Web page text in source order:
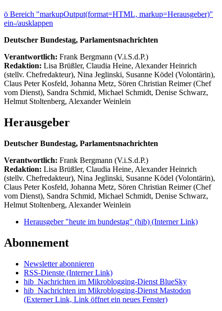
ö Bereich "markupOutput(format=HTML, markup=Herausgeber)"
ein-/ausklappen
Deutscher Bundestag, Parlamentsnachrichten
Verantwortlich: Frank Bergmann (V.i.S.d.P.)
Redaktion: Lisa Brüßler, Claudia Heine, Alexander Heinrich
(stellv. Chefredakteur), Nina Jeglinski, Susanne Ködel (Volontärin),
Claus Peter Kosfeld, Johanna Metz, Sören Christian Reimer (Chef
vom Dienst), Sandra Schmid, Michael Schmidt, Denise Schwarz,
Helmut Stoltenberg, Alexander Weinlein
Herausgeber
Deutscher Bundestag, Parlamentsnachrichten
Verantwortlich: Frank Bergmann (V.i.S.d.P.)
Redaktion: Lisa Brüßler, Claudia Heine, Alexander Heinrich
(stellv. Chefredakteur), Nina Jeglinski, Susanne Ködel (Volontärin),
Claus Peter Kosfeld, Johanna Metz, Sören Christian Reimer (Chef
vom Dienst), Sandra Schmid, Michael Schmidt, Denise Schwarz,
Helmut Stoltenberg, Alexander Weinlein
Herausgeber "heute im bundestag" (hib) (Interner Link)
Abonnement
Newsletter abonnieren
RSS-Dienste (Interner Link)
hib_Nachrichten im Mikroblogging-Dienst BlueSky
hib_Nachrichten im Mikroblogging-Dienst Mastodon
(Externer Link, Link öffnet ein neues Fenster)